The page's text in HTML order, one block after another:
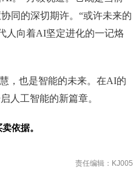
同的深切期许。“或许未来的
人向着AI坚定进化的一记烙
，也是智能的未来。在AI的
人工智能的新篇章。
依据。
责任编辑：KJ005